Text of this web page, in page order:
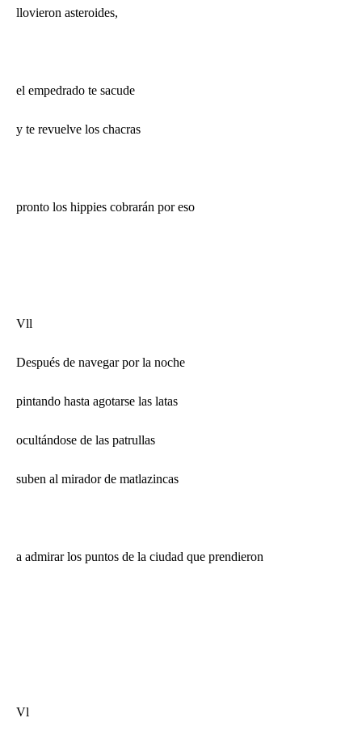
llovieron asteroides,
el empedrado te sacude
y te revuelve los chacras
pronto los hippies cobrarán por eso
Vll
Después de navegar por la noche
pintando hasta agotarse las latas
ocultándose de las patrullas
suben al mirador de matlazincas
a admirar los puntos de la ciudad que prendieron
Vl